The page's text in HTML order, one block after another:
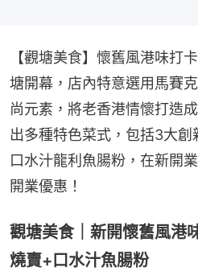
【觀塘美食】懷舊風港味打
塘開幕，店內特意選用馬賽
尚元素，將老香港情懷打造
出多種特色菜式，包括3大
口水汁龍利魚腸粉，在新開
開業優惠！
觀塘美食｜新開懷舊風港
燒賣+口水汁魚腸粉